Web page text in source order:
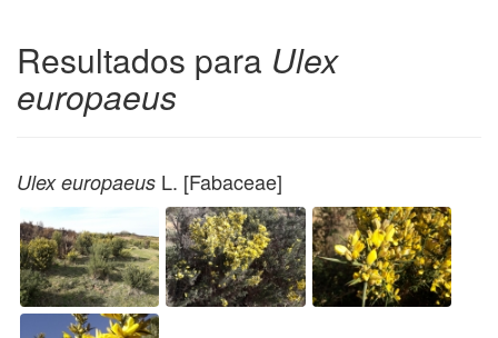
Resultados para Ulex
europaeus
Ulex europaeus L. [Fabaceae]